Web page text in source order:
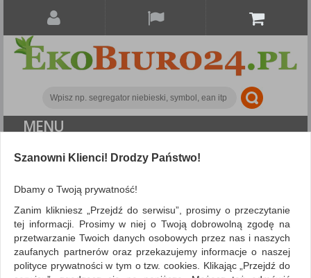
MENU
ALL CATEGORIES
FILTRY
Ochrona indywidualna Kurtki
ZNALEZIONYCH PRODUKTÓW: 79 Porównaj (0)
Szanowni Klienci! Drodzy Państwo!
Dbamy o Twoją prywatność!
Zanim klikniesz „Przejdź do serwisu”, prosimy o przeczytanie
tej informacji. Prosimy w niej o Twoją dobrowolną zgodę na
przetwarzanie Twoich danych osobowych przez nas i naszych
zaufanych partnerów oraz przekazujemy informacje o naszej
polityce prywatności w tym o tzw. cookies. Klikając „Przejdź do